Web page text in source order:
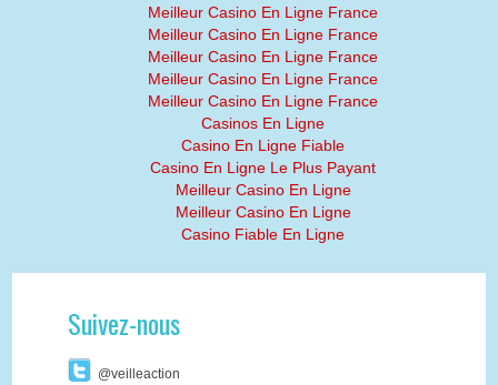
Meilleur Casino En Ligne France
Meilleur Casino En Ligne France
Meilleur Casino En Ligne France
Meilleur Casino En Ligne France
Meilleur Casino En Ligne France
Casinos En Ligne
Casino En Ligne Fiable
Casino En Ligne Le Plus Payant
Meilleur Casino En Ligne
Meilleur Casino En Ligne
Casino Fiable En Ligne
Suivez-nous
@veilleaction